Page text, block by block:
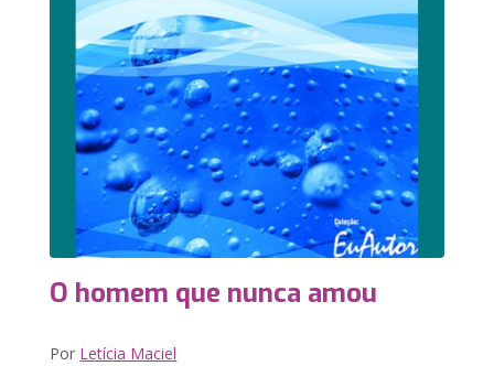
O homem que nunca amou
Por Letícia Maciel